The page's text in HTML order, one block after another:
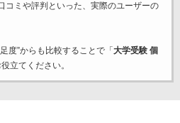
コミや評判といった、実際のユーザーの
度”からも比較することで「 大学受験 個
立てください。